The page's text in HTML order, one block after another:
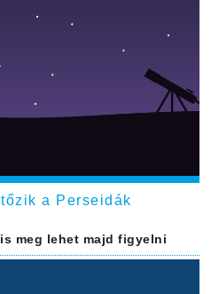
a Perseidák
meg lehet majd figyelni